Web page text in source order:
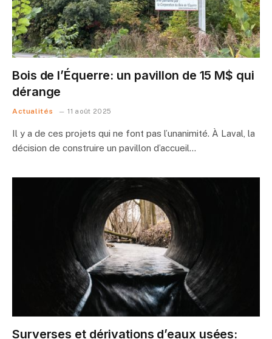
Bois de l’Équerre: un pavillon de 15 M$ qui
dérange
Actualités 11 août 2025
Il y a de ces projets qui ne font pas l’unanimité. À Laval, la
décision de construire un pavillon d’accueil…
Surverses et dérivations d’eaux usées: